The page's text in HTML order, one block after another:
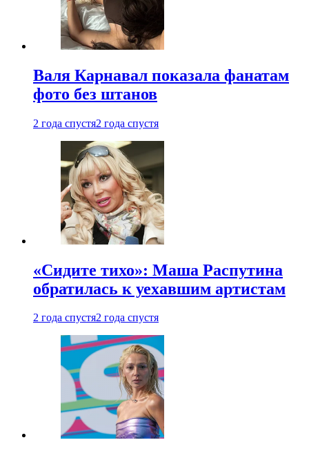
Валя Карнавал показала фанатам
фото без штанов
2 года спустя2 года спустя
«Сидите тихо»: Маша Распутина
обратилась к уехавшим артистам
2 года спустя2 года спустя